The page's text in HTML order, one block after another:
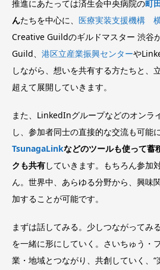
推進にあたっては済生会中央病院の町
んたちを中心に、 医療実装支援機構
Creative Guildのギルドマスター 渋谷
Guild、 港区立産業振興センターや
しながら、想いを共有する方たちと、
超えて展開していきます。
また、LinkedInグループなどのオンラ
し、参加者同士の直接的な交流も可能に
TsunagaLinkなどのツールも使って蓄
クも共有していきます。もちろん参加
ん。世界中、あらゆる分野から、興味
加することが可能です。
まずは話してみる。少しつながってみ
を一緒に形にしていく。さいちゅう・
業・地域とつながり、共創していく、